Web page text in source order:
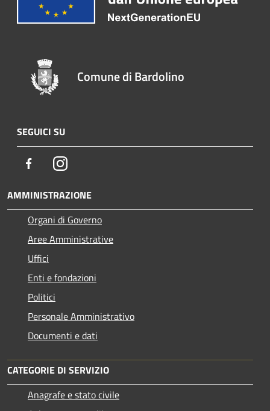
Comune di Bardolino
SEGUICI SU
FacebookInstagram
AMMINISTRAZIONE
Organi di Governo
Aree Amministrative
Uffici
Enti e fondazioni
Politici
Personale Amministrativo
Documenti e dati
CATEGORIE DI SERVIZIO
Anagrafe e stato civile